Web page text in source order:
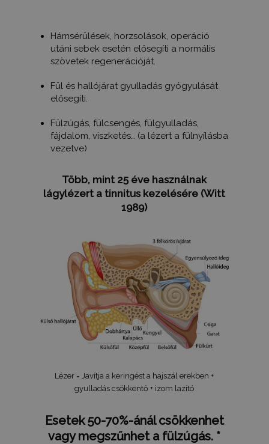
Hámsérülések, horzsolások, operáció
utáni sebek esetén elősegíti a normális
szövetek regenerációját.
Fül és hallójárat gyulladás gyógyulását
elősegíti.
Fülzúgás, fülcsengés, fülgyulladás,
fájdalom, viszketés… (a lézert a fülnyílásba
vezetve)
Több, mint 25 éve használnak
lágylézert a tinnitus kezelésére (Witt
1989)
Lézer = Javítja a keringést a hajszál erekben +
gyulladás csökkentő + izom lazító
Esetek 50-70%-ánál csökkenhet
vagy megszűnhet a fülzúgás. *